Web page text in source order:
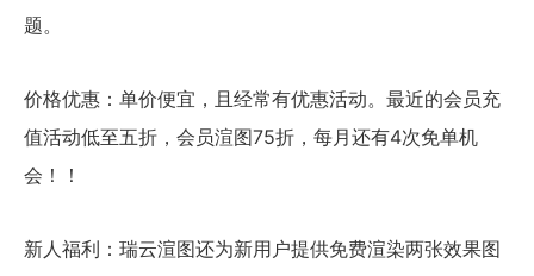
题。
价格优惠：单价便宜，且经常有优惠活动。最近的会员充
值活动低至五折，会员渲图75折，每月还有4次免单机
会！！
新人福利： 瑞云渲图还为新用户提供免费渲染两张效果图